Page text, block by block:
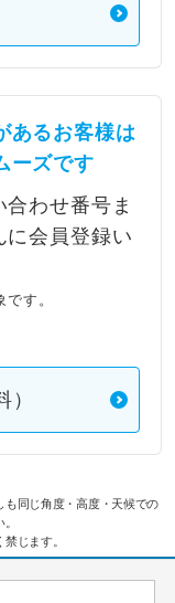
あるお客様は
ーズです
わせ番号ま
に会員登録い
す。
同じ角度・高度・天候での
じます。